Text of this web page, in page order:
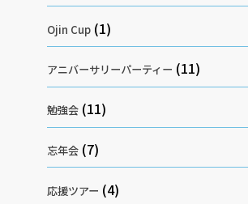
Ojin Cup (1)
アニバーサリーパーティー (11)
勉強会 (11)
忘年会 (7)
応援ツアー (4)